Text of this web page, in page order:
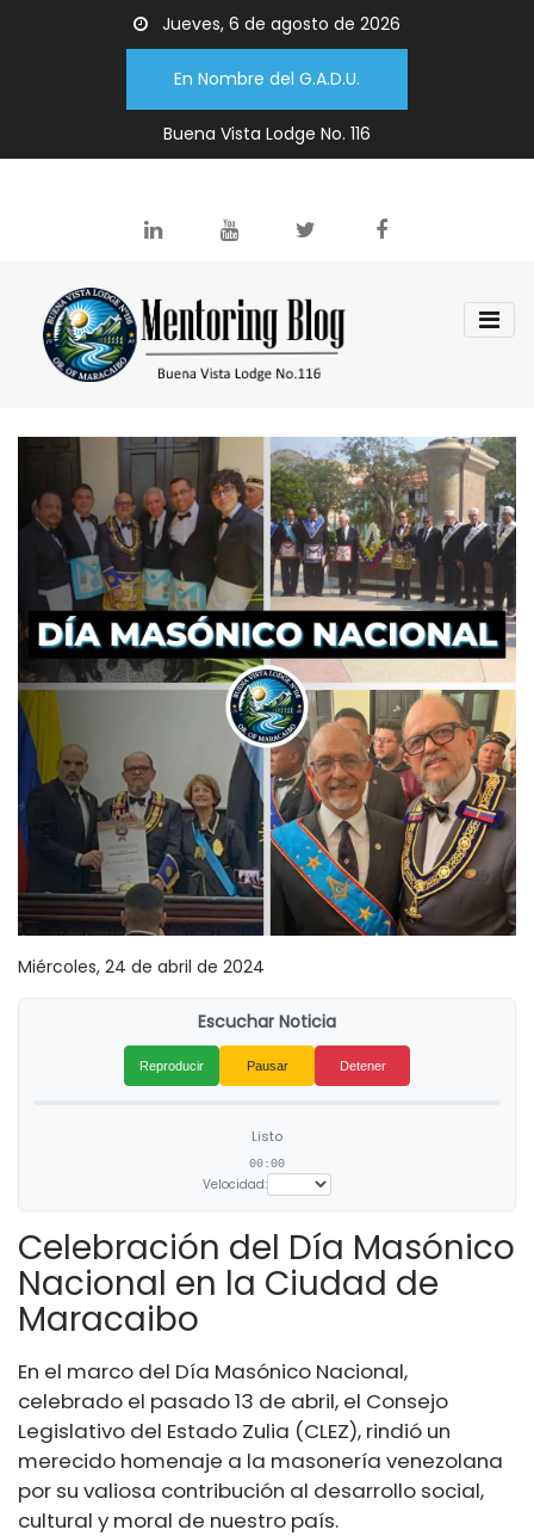
Jueves, 6 de agosto de 2026
En Nombre del G.A.D.U.
Buena Vista Lodge No. 116
Miércoles, 24 de abril de 2024
Escuchar Noticia
Reproducir Pausar Detener
Listo
00:00
Velocidad:
Celebración del Día Masónico
Nacional en la Ciudad de
Maracaibo
En el marco del Día Masónico Nacional,
celebrado el pasado 13 de abril, el Consejo
Legislativo del Estado Zulia (CLEZ), rindió un
merecido homenaje a la masonería venezolana
por su valiosa contribución al desarrollo social,
cultural y moral de nuestro país.